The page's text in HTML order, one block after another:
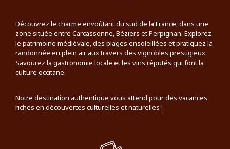
Découvrez le charme envoûtant du sud de la France, dans une
zone située entre Carcassonne, Béziers et Perpignan. Explorez
le patrimoine médiévale, des plages ensoleillées et pratiquez la
randonnée en plein air aux travers des vignobles prestigieux.
Savourez la gastronomie locale et les vins réputés qui font la
culture occitane.
Notre destination authentique vous attend pour des vacances
riches en découvertes culturelles et naturelles !